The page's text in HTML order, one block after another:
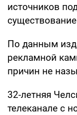
источников
По данным
рекламной
причин не
32-летняя
телеканале с